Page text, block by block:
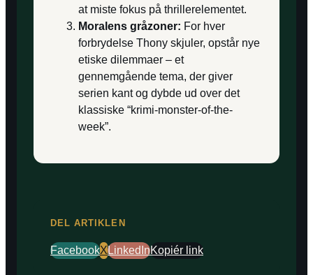
at miste fokus på thrillerelementet.
Moralens gråzoner: For hver
forbrydelse Thony skjuler, opstår nye
etiske dilemmaer – et
gennemgående tema, der giver
serien kant og dybde ud over det
klassiske “krimi-monster-of-the-
week”.
DEL ARTIKLEN
FacebookXLinkedInKopiér link